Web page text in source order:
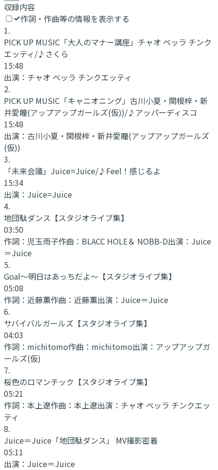
収録内容
作詞・作曲等の情報を表示する
1.
PICK UP MUSIC「大人のマナー講座」チャオ ベッラ チンク
エッティ/♪さくら
15:48
出演： チャオ ベッラ チンクエッティ
2.
PICK UP MUSIC「キャニオニング」古川小夏・関根梓・新
井愛瞳(アップアップガールズ(仮))/♪アッパーディスコ
15:48
出演： 古川小夏・関根梓・新井愛瞳(アップアップガールズ
(仮))
3.
「未来会議」Juice=Juice/♪Feel！感じるよ
15:34
出演： Juice=Juice
4.
地団駄ダンス 【スタジオライブ集】
03:50
作詞： 児玉雨子作曲： BLACC HOLE＆ NOBB-D出演： Juice
＝Juice
5.
Goal～明日はあっちだよ～ 【スタジオライブ集】
05:08
作詞： 近藤薫作曲： 近藤薫出演： Juice＝Juice
6.
サバイバルガールズ 【スタジオライブ集】
04:03
作詞： michitomo作曲： michitomo出演： アップアップガ
ールズ(仮)
7.
桜色のロマンチック 【スタジオライブ集】
05:21
作詞： 本上遼作曲： 本上遼出演： チャオ ベッラ チンクエッ
ティ
8.
Juice＝Juice「地団駄ダンス」 MV撮影密着
05:11
出演： Juice＝Juice